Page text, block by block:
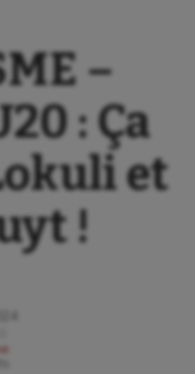
–
: Ça
et
!